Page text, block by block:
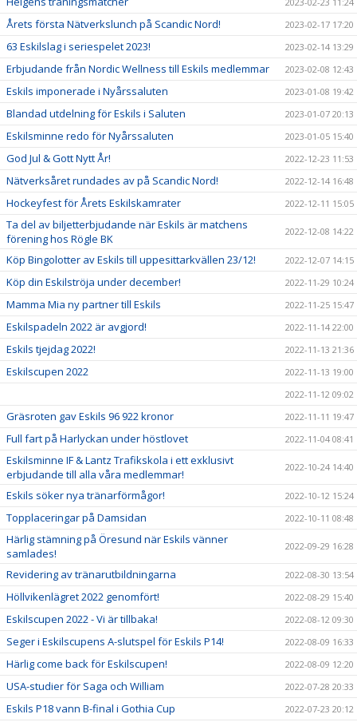
Årets första Nätverkslunch på Scandic Nord! 2023-02-17 17:20
63 Eskilslag i seriespelet 2023! 2023-02-14 13:29
Erbjudande från Nordic Wellness till Eskils medlemmar 2023-02-08 12:43
Eskils imponerade i Nyårssaluten 2023-01-08 19:42
Blandad utdelning för Eskils i Saluten 2023-01-07 20:13
Eskilsminne redo för Nyårssaluten 2023-01-05 15:40
God Jul & Gott Nytt År! 2022-12-23 11:53
Nätverksåret rundades av på Scandic Nord! 2022-12-14 16:48
Hockeyfest för Årets Eskilskamrater 2022-12-11 15:05
Ta del av biljetterbjudande när Eskils är matchens
förening hos Rögle BK
2022-12-08 14:22
Köp Bingolotter av Eskils till uppesittarkvällen 23/12! 2022-12-07 14:15
Köp din Eskilströja under december! 2022-11-29 10:24
Mamma Mia ny partner till Eskils 2022-11-25 15:47
Eskilspadeln 2022 är avgjord! 2022-11-14 22:00
Eskils tjejdag 2022! 2022-11-13 21:36
Eskilscupen 2022
2022-11-13 19:00
2022-11-12 09:02
Gräsroten gav Eskils 96 922 kronor 2022-11-11 19:47
Full fart på Harlyckan under höstlovet 2022-11-04 08:41
Eskilsminne IF & Lantz Trafikskola i ett exklusivt
erbjudande till alla våra medlemmar!
2022-10-24 14:40
Eskils söker nya tränarförmågor! 2022-10-12 15:24
Topplaceringar på Damsidan 2022-10-11 08:48
Härlig stämning på Öresund när Eskils vänner
samlades!
2022-09-29 16:28
Revidering av tränarutbildningarna 2022-08-30 13:54
Höllvikenlägret 2022 genomfört! 2022-08-29 15:40
Eskilscupen 2022 - Vi är tillbaka! 2022-08-12 09:30
Seger i Eskilscupens A-slutspel för Eskils P14! 2022-08-09 16:33
Härlig come back för Eskilscupen! 2022-08-09 12:20
USA-studier för Saga och William 2022-07-28 20:33
Eskils P18 vann B-final i Gothia Cup 2022-07-23 20:12